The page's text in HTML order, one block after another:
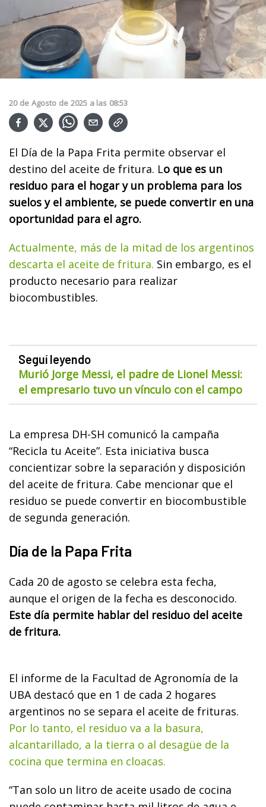
20 de Agosto de 2025 a las 08:53
El Día de la Papa Frita permite observar el
destino del aceite de fritura. Lo que es un
residuo para el hogar y un problema para los
suelos y el ambiente, se puede convertir en una
oportunidad para el agro.
Actualmente, más de la mitad de los argentinos
descarta el aceite de fritura. Sin embargo, es el
producto necesario para realizar
biocombustibles.
Seguí leyendo
Murió Jorge Messi, el padre de Lionel Messi:
el empresario tuvo un vínculo con el campo
La empresa DH-SH comunicó la campaña
“Recicla tu Aceite”. Esta iniciativa busca
concientizar sobre la separación y disposición
del aceite de fritura. Cabe mencionar que el
residuo se puede convertir en biocombustible
de segunda generación.
Día de la Papa Frita
Cada 20 de agosto se celebra esta fecha,
aunque el origen de la fecha es desconocido.
Este día permite hablar del residuo del aceite
de fritura.
El informe de la Facultad de Agronomía de la
UBA destacó que en 1 de cada 2 hogares
argentinos no se separa el aceite de frituras.
Por lo tanto, el residuo va a la basura,
alcantarillado, a la tierra o al desagüe de la
cocina que termina en cloacas.
“Tan solo un litro de aceite usado de cocina